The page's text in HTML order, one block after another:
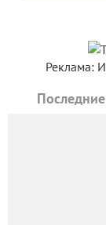
Реклама: